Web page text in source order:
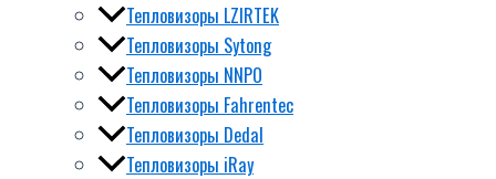
Тепловизоры LZIRTEK
Тепловизоры Sytong
Тепловизоры NNPO
Тепловизоры Fahrentec
Тепловизоры Dedal
Тепловизоры iRay